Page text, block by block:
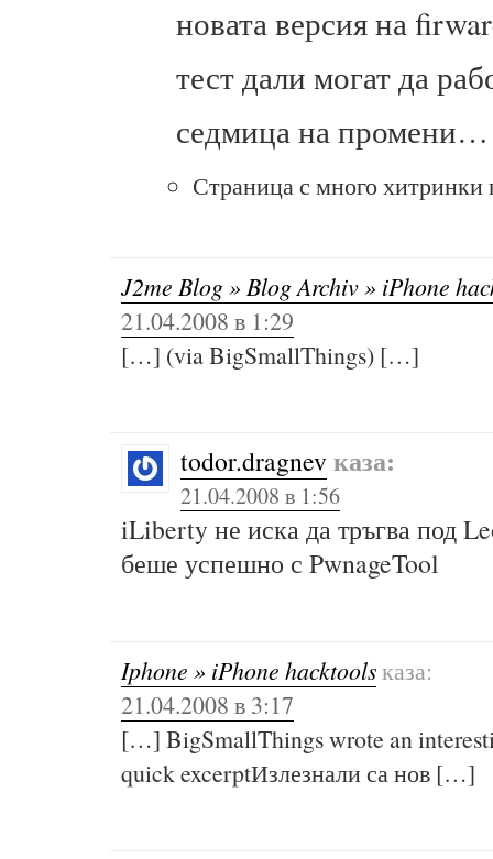
новата версия на
тест дали могат да
седмица на промени…
Страница с много
J2me Blog » Blog Archiv » iPhone
21.04.2008 в 1:29
[…] (via BigSmallThings) […]
todor.dragnevказа:
21.04.2008 в 1:56
iLiberty не иска да тръгва под
беше успешно с PwnageTool
Iphone » iPhone hacktoolsказа:
21.04.2008 в 3:17
[…] BigSmallThings wrote an
quick excerptИзлезнали са нов […]